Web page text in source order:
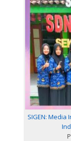
SIGEN: